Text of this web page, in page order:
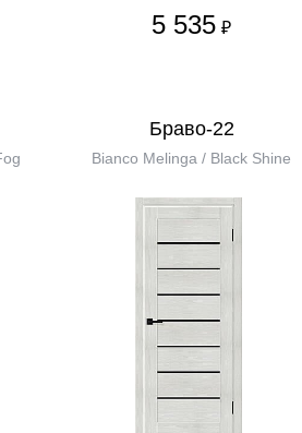
5 535 ₽
Браво-22
Bianco Melinga / Black Shine